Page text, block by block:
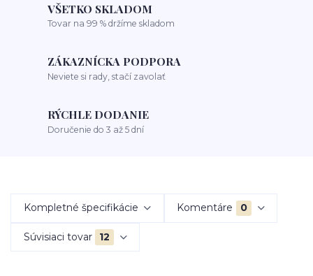
VŠETKO SKLADOM
Tovar na 99 % držíme skladom
ZÁKAZNÍCKA PODPORA
Neviete si rady, stačí zavolať
RÝCHLE DODANIE
Doručenie do 3 až 5 dní
Kompletné špecifikácie Komentáre 0
Súvisiaci tovar 12